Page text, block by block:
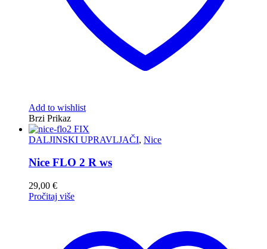
Add to wishlist
Brzi Prikaz
DALJINSKI UPRAVLJAČI, Nice
Nice FLO 2 R ws
29,00 €
Pročitaj više